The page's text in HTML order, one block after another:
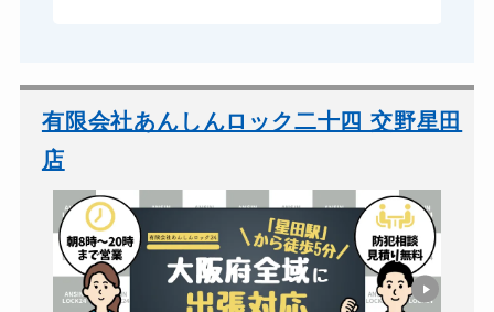
有限会社あんしんロック二十四 交野星田
店